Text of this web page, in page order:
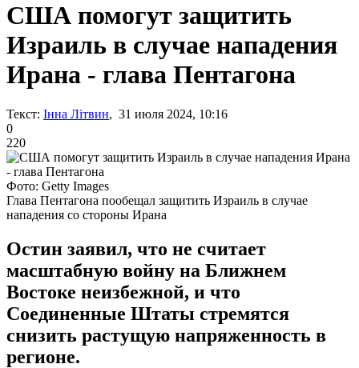
США помогут защитить
Израиль в случае нападения
Ирана - глава Пентагона
Текст: Інна Літвин, 31 июля 2024, 10:16
0
220
Фото: Getty Images
Глава Пентагона пообещал защитить Израиль в случае
нападения со стороны Ирана
Остин заявил, что не считает
масштабную войну на Ближнем
Востоке неизбежной, и что
Соединенные Штаты стремятся
снизить растущую напряженность в
регионе.